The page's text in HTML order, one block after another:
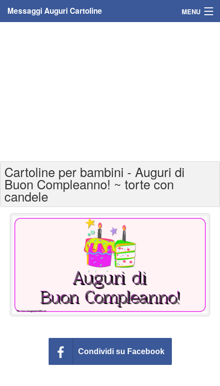
Messaggi Auguri Cartoline MENU
Cartoline auguri anni
Cartoline giorni anno
Cartoline giorni settimana
Accedi
Cartoline per bambini - Auguri di
Buon Compleanno! ~ torte con
candele
Condividi su Facebook